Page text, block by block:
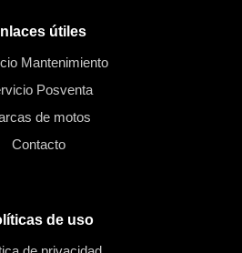
útiles
Mantenimiento
Posventa
de motos
Contacto
de uso